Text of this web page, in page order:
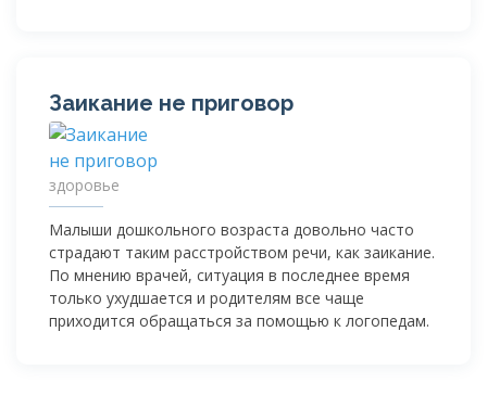
Заикание не приговор
здоровье
Малыши дошкольного возраста довольно часто
страдают таким расстройством речи, как заикание.
По мнению врачей, ситуация в последнее время
только ухудшается и родителям все чаще
приходится обращаться за помощью к логопедам.